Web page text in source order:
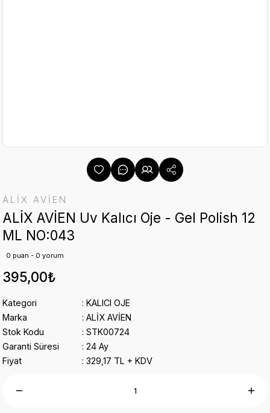
ALİX AVİEN
ALİX AVİEN Uv Kalıcı Oje - Gel Polish 12
ML NO:043
0 puan - 0 yorum
395,00₺
Kategori
KALICI OJE
Marka
ALİX AVİEN
Stok Kodu
STK00724
Garanti Süresi
24 Ay
Fiyat
329,17 TL + KDV